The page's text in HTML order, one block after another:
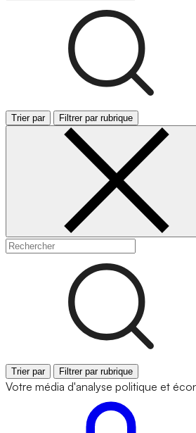
Trier par Filtrer par rubrique
Trier par Filtrer par rubrique
Votre média d'analyse politique et